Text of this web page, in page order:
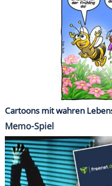
Cartoons mit wahren
Memo-Spiel